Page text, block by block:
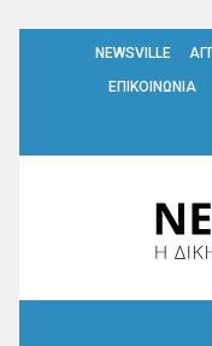
NEWSVILLE
ΕΠΙΚΟΙΝΩΝΙΑ